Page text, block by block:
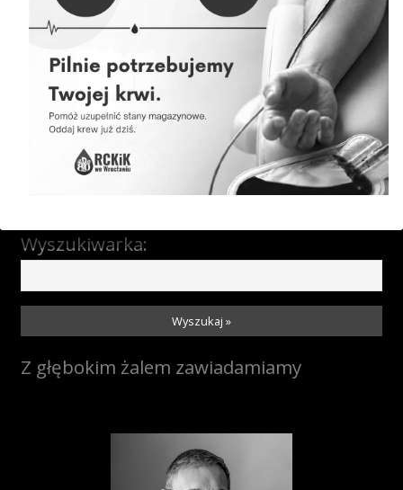
06.08.2026 » Akcja krwiodawstwa Magnolia Park
04.08.2026 » Akcja krwiodawstwa w Obornikach Śląskich
04.08.2026 » Harmonogram akcji wyjazdowych
Newsletter
Wyszukiwarka:
Wyszukaj »
Z głębokim żalem zawiadamiamy